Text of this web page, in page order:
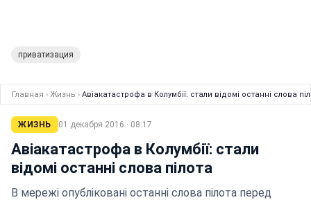
приватизация
Главная › Жизнь › Авіакатастрофа в Колумбії: стали відомі останні слова
ЖИЗНЬ 01 декабря 2016 · 08:17
Авіакатастрофа в Колумбії: стали
відомі останні слова пілота
В мережі опубліковані останні слова пілота перед